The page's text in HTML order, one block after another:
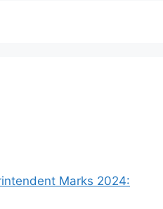
Marks 2024: